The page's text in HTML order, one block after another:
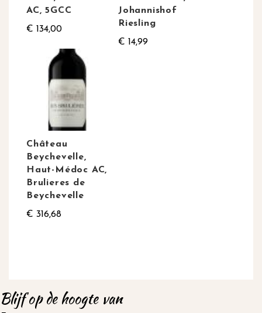
AC, 5GCC
€ 134,00
Johannishof
Riesling
€ 14,99
Château
Beychevelle,
Haut-Médoc AC,
Brulieres de
Beychevelle
€ 316,68
Blijf op de hoogte van